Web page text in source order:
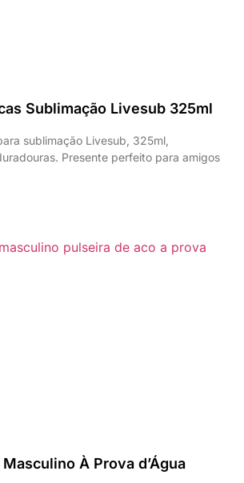
Sublimação Livesub 325ml
sublimação Livesub, 325ml,
Presente perfeito para amigos
À Prova d’Água